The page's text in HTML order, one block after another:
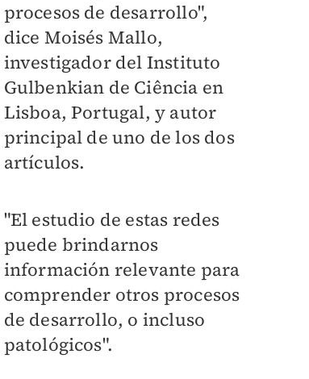
procesos de desarrollo",
dice Moisés Mallo,
investigador del Instituto
Gulbenkian de Ciência en
Lisboa, Portugal, y autor
principal de uno de los dos
artículos.
"El estudio de estas redes
puede brindarnos
información relevante para
comprender otros procesos
de desarrollo, o incluso
patológicos".